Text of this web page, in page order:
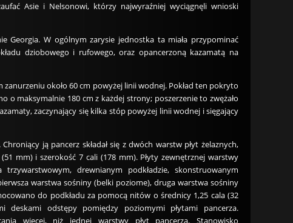
Asie i Nelsonowi, którzy najwyraźniej wyciągnęli wnioski
Georgia. W ogólnym zarysie jednostka ta miała przypominać
dziobowego i rufowego, oraz opancerzoną kazamatą na
zanurzeniu około 60 cm powyżej linii wodnej. Pokład ten pokryto
o maksymalnie 180 cm z każdej strony; poszerzenie to zwężało
zaczynający się kilka stóp powyżej linii wodnej i sięgający
ją pancerz składał się z dwóch warstw płyt żelaznych,
mm) i szerokość 7 cali (178 mm). Płyty zewnętrznej warstwy
drewnianym podkładzie, skonstruowanym
warstwa sośniny (belki poziome), druga warstwa sośniny
do podkładu za pomocą nitów o średnicy 1,25 cala (32
deskami odstępy pomiędzy poziomymi płytami pancerza.
więcej, niż jednej warstwy płyt pancerza. Stanowisko